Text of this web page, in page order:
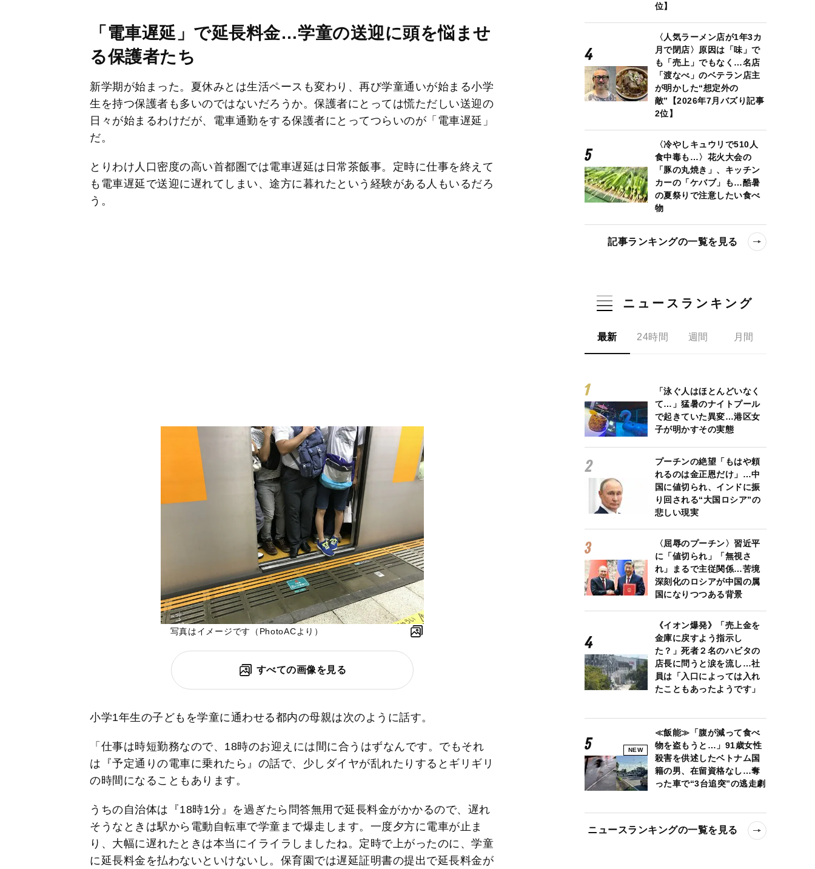
M
u
「電車遅延」で延長料金…学童の送迎に頭を悩ませ
る保護者たち
新学期が始まった。夏休みとは生活ペースも変わり、再び学童通いが始まる小学
生を持つ保護者も多いのではないだろうか。保護者にとっては慌ただしい送迎の
日々が始まるわけだが、電車通勤をする保護者にとってつらいのが「電車遅延」
だ。
とりわけ人口密度の高い首都圏では電車遅延は日常茶飯事。定時に仕事を終えて
も電車遅延で送迎に遅れてしまい、途方に暮れたという経験がある人もいるだろ
う。
写真はイメージです（PhotoACより）
すべての画像を見る
小学1年生の子どもを学童に通わせる都内の母親は次のように話す。
「仕事は時短勤務なので、18時のお迎えには間に合うはずなんです。でもそれ
は『予定通りの電車に乗れたら』の話で、少しダイヤが乱れたりするとギリギリ
の時間になることもあります。
うちの自治体は『18時1分』を過ぎたら問答無用で延長料金がかかるので、遅れ
そうなときは駅から電動自転車で学童まで爆走します。一度夕方に電車が止ま
り、大幅に遅れたときは本当にイライラしましたね。定時で上がったのに、学童
に延長料金を払わないといけないし。保育園では遅延証明書の提出で延長料金が
位】
〈人気ラーメン店が1年3カ
月で閉店〉原因は「味」で
も「売上」でもなく…名店
「渡なべ」のベテラン店主
が明かした“想定外の
敵”【2026年7月バズり記事
2位】
〈冷やしキュウリで510人
食中毒も…〉花火大会の
「豚の丸焼き」、キッチン
カーの「ケバブ」も…酷暑
の夏祭りで注意したい食べ
物
記事ランキングの一覧を見る
ニュースランキング
最新 24時間 週間 月間
「泳ぐ人はほとんどいなく
て…」猛暑のナイトプール
で起きていた異変…港区女
子が明かすその実態
プーチンの絶望「もはや頼
れるのは金正恩だけ」…中
国に値切られ、インドに振
り回される“大国ロシア”の
悲しい現実
〈屈辱のプーチン〉習近平
に「値切られ」「無視さ
れ」まるで主従関係…苦境
深刻化のロシアが中国の属
国になりつつある背景
《イオン爆発》「売上金を
金庫に戻すよう指示し
た？」死者２名のハビタの
店長に問うと涙を流し…社
員は「入口によっては入れ
たこともあったようです」
NEW
≪飯能≫「腹が減って食べ
物を盗もうと…」91歳女性
殺害を供述したベトナム国
籍の男、在留資格なし…奪
った車で“3台追突”の逃走劇
ニュースランキングの一覧を見る